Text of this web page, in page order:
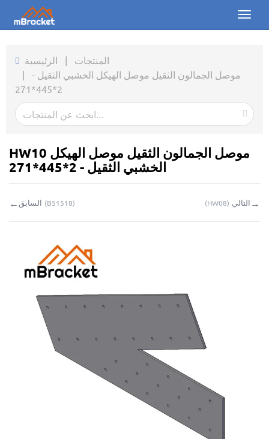
Toggle
المنتجات
من نحن
التحميلات
استفسار
استفساراتي
🌐 Language
الرئيسية | المنتجات
| موصل الجمالون الثقيل موصل الهيكل الخشبي الثقيل -
2*445*271
HW10 موصل الجمالون الثقيل موصل الهيكل
الخشبي الثقيل - 2*445*271
← السابق (B51518) (HW08) التالي →